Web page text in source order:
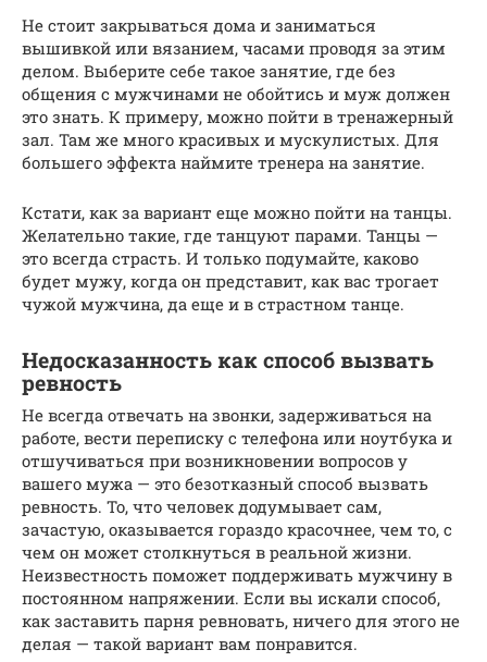
Не стоит закрываться дома и заниматься
вышивкой или вязанием, часами проводя за этим
делом. Выберите себе такое занятие, где без
общения с мужчинами не обойтись и муж должен
это знать. К примеру, можно пойти в тренажерный
зал. Там же много красивых и мускулистых. Для
большего эффекта наймите тренера на занятие.
Кстати, как за вариант еще можно пойти на танцы.
Желательно такие, где танцуют парами. Танцы —
это всегда страсть. И только подумайте, каково
будет мужу, когда он представит, как вас трогает
чужой мужчина, да еще и в страстном танце.
Недосказанность как способ вызвать
ревность
Не всегда отвечать на звонки, задерживаться на
работе, вести переписку с телефона или ноутбука и
отшучиваться при возникновении вопросов у
вашего мужа — это безотказный способ вызвать
ревность. То, что человек додумывает сам,
зачастую, оказывается гораздо красочнее, чем то, с
чем он может столкнуться в реальной жизни.
Неизвестность поможет поддерживать мужчину в
постоянном напряжении. Если вы искали способ,
как заставить парня ревновать, ничего для этого не
делая — такой вариант вам понравится.